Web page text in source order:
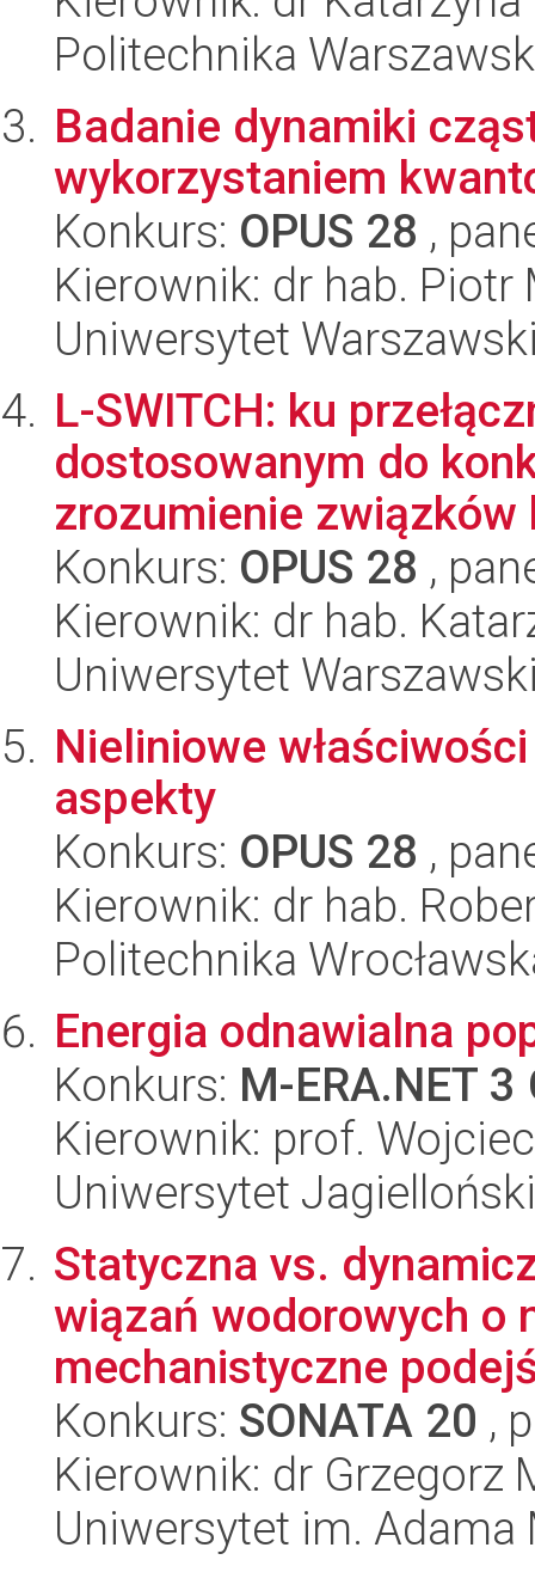
Politechnika
Badanie dynamiki
wykorzystaniem
Konkurs: OPUS 28 ,
Kierownik: dr hab. Piotr
Uniwersytet
L-SWITCH: ku
dostosowanym do
zrozumienie
Konkurs: OPUS 28 ,
Kierownik: dr hab.
Uniwersytet
Nieliniowe
aspekty
Konkurs: OPUS 28 ,
Kierownik: dr hab.
Politechnika
Energia odnawialna
Konkurs: M-ERA.NET
Kierownik: prof.
Uniwersytet Jagielloński
Statyczna vs.
wiązań wodorowych o
mechanistyczne
Konkurs: SONATA 20 ,
Kierownik: dr Grzegorz
Uniwersytet im.